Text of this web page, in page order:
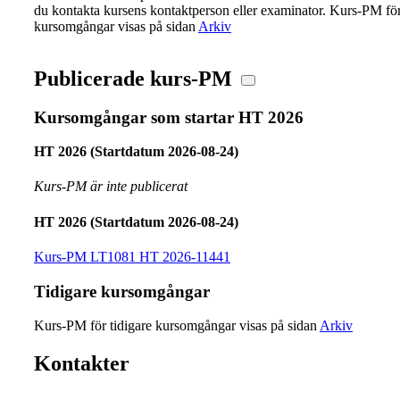
du kontakta kursens kontaktperson eller examinator. Kurs-PM
kursomgångar visas på sidan Arkiv
Publicerade kurs-PM
Kursomgångar som startar HT 2026
HT 2026 (Startdatum 2026-08-24)
Kurs-PM är inte publicerat
HT 2026 (Startdatum 2026-08-24)
Kurs-PM LT1081 HT 2026-11441
Tidigare kursomgångar
Kurs-PM för tidigare kursomgångar visas på sidanArkiv
Kontakter